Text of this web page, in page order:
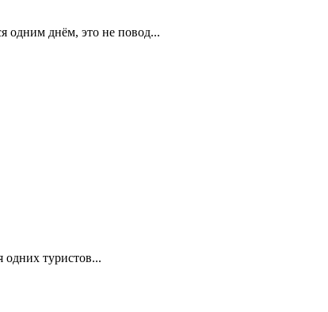
одним днём, это не повод...
одних туристов...